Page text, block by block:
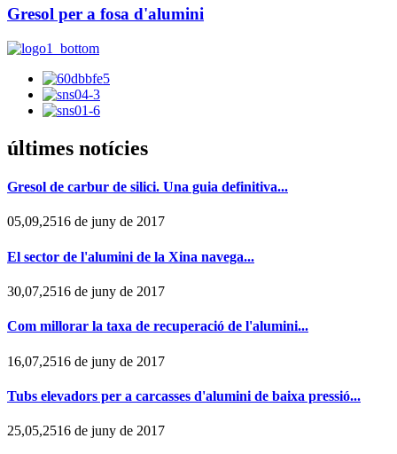
Gresol per a fosa d'alumini
últimes notícies
Gresol de carbur de silici. Una guia definitiva...
05,09,2516 de juny de 2017
El sector de l'alumini de la Xina navega...
30,07,2516 de juny de 2017
Com millorar la taxa de recuperació de l'alumini...
16,07,2516 de juny de 2017
Tubs elevadors per a carcasses d'alumini de baixa pressió...
25,05,2516 de juny de 2017